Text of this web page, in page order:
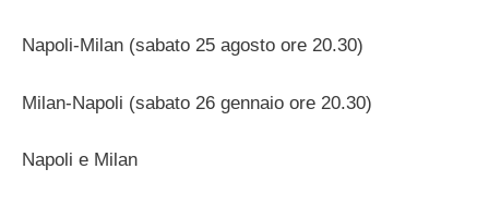
Napoli-Milan (sabato 25 agosto ore 20.30)
Milan-Napoli (sabato 26 gennaio ore 20.30)
Napoli e Milan